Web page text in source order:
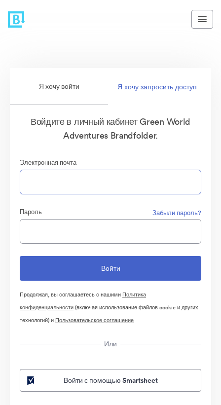
Я хочу войти Я хочу запросить доступ
Войдите в личный кабинет Green World
Adventures Brandfolder.
Электронная почта
Пароль Забыли пароль?
Продолжая, вы соглашаетесь с нашими Политика
конфиденциальности(включая использование файлов cookie и других
технологий) и Пользовательское соглашение
Или
Войти с помощью Smartsheet